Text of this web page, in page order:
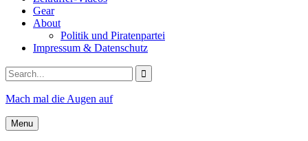
Gear
About
Politik und Piratenpartei
Impressum & Datenschutz
Search
for:
Mach mal die Augen auf
Menu